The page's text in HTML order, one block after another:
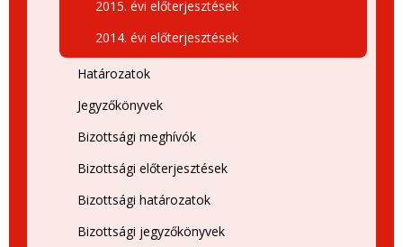
2015. évi előterjesztések
2014. évi előterjesztések
Határozatok
Jegyzőkönyvek
Bizottsági meghívók
Bizottsági előterjesztések
Bizottsági határozatok
Bizottsági jegyzőkönyvek